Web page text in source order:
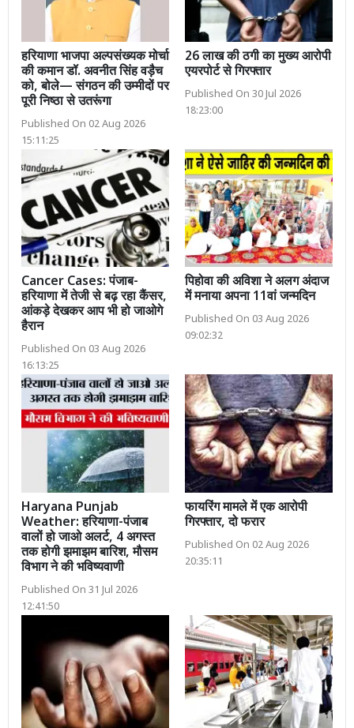
हरियाणा भाजपा अल्पसंख्यक मोर्चा
की कमान डॉ. अवनीत सिंह वड़ैच
को, बोले— संगठन की उम्मीदों पर
पूरी निष्ठा से उतरूंगा
Published On 02 Aug 2026
15:11:25
26 लाख की ठगी का मुख्य आरोपी
एयरपोर्ट से गिरफ्तार
Published On 30 Jul 2026
18:23:00
Cancer Cases: पंजाब-
हरियाणा में तेजी से बढ़ रहा कैंसर,
आंकड़े देखकर आप भी हो जाओगे
हैरान
Published On 03 Aug 2026
16:13:25
पिहोवा की अविशा ने अलग अंदाज
में मनाया अपना 11वां जन्मदिन
Published On 03 Aug 2026
09:02:32
Haryana Punjab
Weather: हरियाणा-पंजाब
वालों हो जाओ अलर्ट, 4 अगस्त
तक होगी झमाझम बारिश, मौसम
विभाग ने की भविष्यवाणी
Published On 31 Jul 2026
12:41:50
फायरिंग मामले में एक आरोपी
गिरफ्तार, दो फरार
Published On 02 Aug 2026
20:35:11